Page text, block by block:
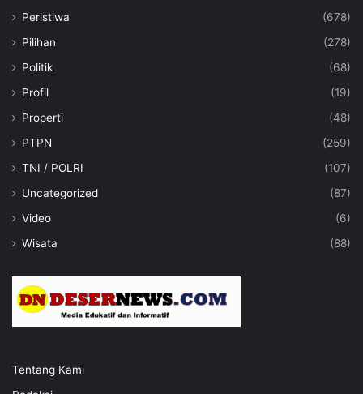
Peristiwa
(678)
Pilihan
(278)
Politik
(68)
Profil
(19)
Properti
(48)
PTPN
(259)
TNI / POLRI
(107)
Uncategorized
(87)
Video
(6)
Wisata
(88)
Tentang Kami